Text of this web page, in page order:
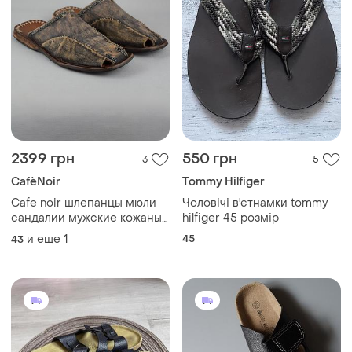
2399 грн 3
CafèNoir
Cafe noir шлепанцы мюли
сандалии мужские кожаные
коричневые обувь летняя
италия оригинал 43 р/28 см
43 и еще 1
550 грн 5
Tommy Hilfiger
Чоловічі в'єтнамки tommy
hilfiger 45 розмір
45